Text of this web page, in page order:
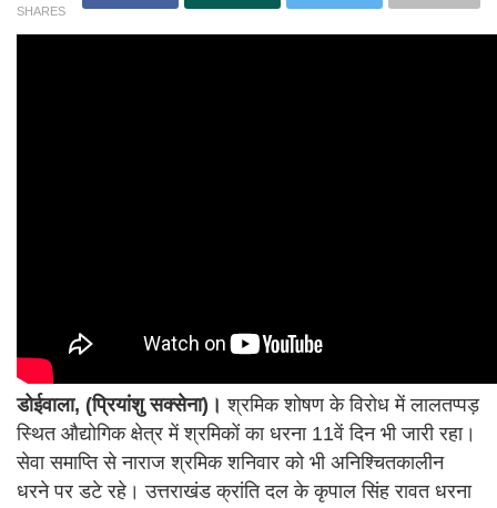
SHARES
डोईवाला, (प्रियांशु सक्सेना)। श्रमिक शोषण के विरोध में लालतप्पड़
स्थित औद्योगिक क्षेत्र में श्रमिकों का धरना 11वें दिन भी जारी रहा।
सेवा समाप्ति से नाराज श्रमिक शनिवार को भी अनिश्चितकालीन
धरने पर डटे रहे। उत्तराखंड क्रांति दल के कृपाल सिंह रावत धरना